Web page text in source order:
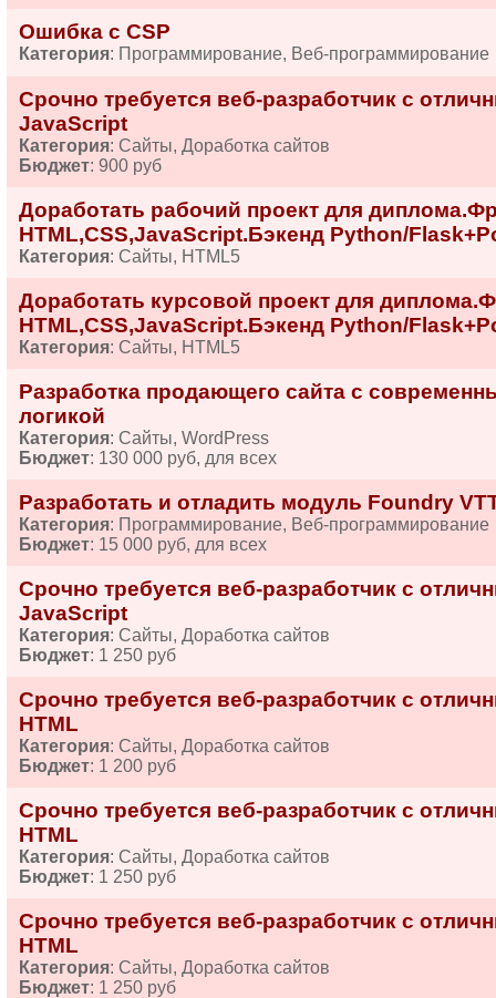
Ошибка с CSP
Категория: Программирование, Веб-программирование
Срочно требуется веб-разработчик с
JavaScript
Категория: Сайты, Доработка сайтов
Бюджет: 900 руб
Доработать рабочий проект для
HTML,CSS,JavaScript.Бэкенд Python/
Категория: Сайты, HTML5
Доработать курсовой проект для
HTML,CSS,JavaScript.Бэкенд Python/
Категория: Сайты, HTML5
Разработка продающего сайта с
логикой
Категория: Сайты, WordPress
Бюджет: 130 000 руб, для всех
Разработать и отладить модуль Foundry
Категория: Программирование, Веб-программирование
Бюджет: 15 000 руб, для всех
Срочно требуется веб-разработчик с
JavaScript
Категория: Сайты, Доработка сайтов
Бюджет: 1 250 руб
Срочно требуется веб-разработчик с
HTML
Категория: Сайты, Доработка сайтов
Бюджет: 1 200 руб
Срочно требуется веб-разработчик с
HTML
Категория: Сайты, Доработка сайтов
Бюджет: 1 250 руб
Срочно требуется веб-разработчик с
HTML
Категория: Сайты, Доработка сайтов
Бюджет: 1 250 руб